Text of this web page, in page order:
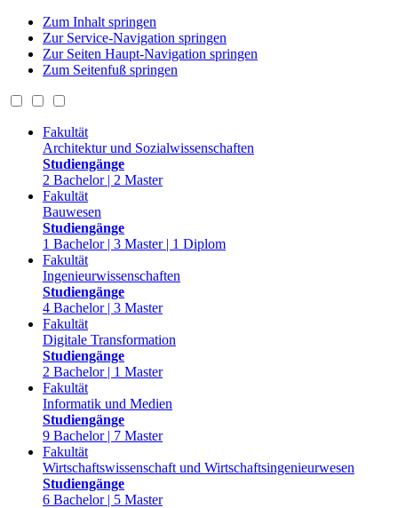
Zum Inhalt springen
Zur Service-Navigation springen
Zur Seiten Haupt-Navigation springen
Zum Seitenfuß springen
Fakultät
Architektur und Sozialwissenschaften
Studiengänge
2 Bachelor | 2 Master
Fakultät
Bauwesen
Studiengänge
1 Bachelor | 3 Master | 1 Diplom
Fakultät
Ingenieurwissenschaften
Studiengänge
4 Bachelor | 3 Master
Fakultät
Digitale Transformation
Studiengänge
2 Bachelor | 1 Master
Fakultät
Informatik und Medien
Studiengänge
9 Bachelor | 7 Master
Fakultät
Wirtschaftswissenschaft und Wirtschaftsingenieurwesen
Studiengänge
6 Bachelor | 5 Master